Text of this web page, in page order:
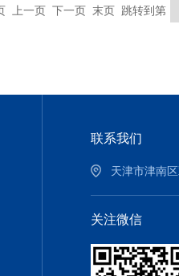
上一页 下一页 末页 跳转到第
联系我们
天津市津南
关注微信